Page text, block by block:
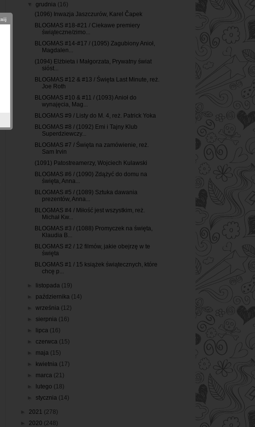
▼grudnia (16)
(1096) Inwazja Jaszczurów, Karel Čapek
BLOGMAS #18-#21 / Ciekawe premiery
świąteczne/zimo...
BLOGMAS #14-#17 / (1095) Zagubiony Anioł,
Magdalen...
(1094) Elżbieta i Małgorzata, Prywatny świat
sióst...
BLOGMAS #12 & #13 / Święta Last Minute, reż.
Joe Roth
BLOGMAS #10 & #11 / (1093) Anioł do
wynajęcia, Mag...
BLOGMAS #9 / Listy do M. 4, reż. Patrick Yoka
BLOGMAS #8 / (1092) Emi i Tajny Klub
Superdziewczy...
BLOGMAS #7 / Święta na zamówienie, reż.
Sam Irvin
(1091) Patostreamerzy, Wojciech Kulawski
BLOGMAS #6 / (1090) Zdążyć do domu na
święta, Anna...
BLOGMAS #5 / (1089) Sztuka dawania
prezentów, Anna...
BLOGMAS #4 / Miłość jest wszystkim, reż.
Michał Kw...
BLOGMAS #3 / (1088) Promyczek na święta,
Klaudia B...
BLOGMAS #2 / 12 filmów, jakie obejrzę w te
święta
BLOGMAS #1 / 15 książek świątecznych, które
chcę p...
listopada (19)
października (14)
►września (12)
sierpnia (16)
lipca (16)
►czerwca (15)
maja (15)
kwietnia (17)
marca (21)
lutego (18)
stycznia (14)
2021 (278)
2020 (248)